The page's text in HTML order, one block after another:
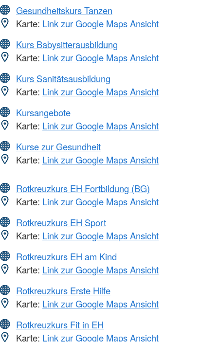
Gesundheitskurs Tanzen
Karte: Link zur Google Maps Ansicht
Kurs Babysitterausbildung
Karte: Link zur Google Maps Ansicht
Kurs Sanitätsausbildung
Karte: Link zur Google Maps Ansicht
Kursangebote
Karte: Link zur Google Maps Ansicht
Kurse zur Gesundheit
Karte: Link zur Google Maps Ansicht
Rotkreuzkurs EH Fortbildung (BG)
Karte: Link zur Google Maps Ansicht
Rotkreuzkurs EH Sport
Karte: Link zur Google Maps Ansicht
Rotkreuzkurs EH am Kind
Karte: Link zur Google Maps Ansicht
Rotkreuzkurs Erste Hilfe
Karte: Link zur Google Maps Ansicht
Rotkreuzkurs Fit in EH
Karte: Link zur Google Maps Ansicht